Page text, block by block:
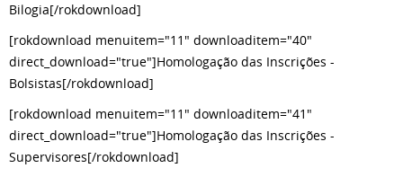
Bilogia[/rokdownload]
[rokdownload menuitem="11" downloaditem="40"
direct_download="true"]Homologação das Inscrições -
Bolsistas[/rokdownload]
[rokdownload menuitem="11" downloaditem="41"
direct_download="true"]Homologação das Inscrições -
Supervisores[/rokdownload]